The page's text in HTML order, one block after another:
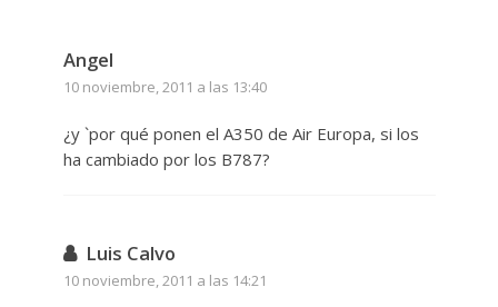
Angel
10 noviembre, 2011 a las 13:40
¿y `por qué ponen el A350 de Air Europa, si los
ha cambiado por los B787?
Luis Calvo
10 noviembre, 2011 a las 14:21